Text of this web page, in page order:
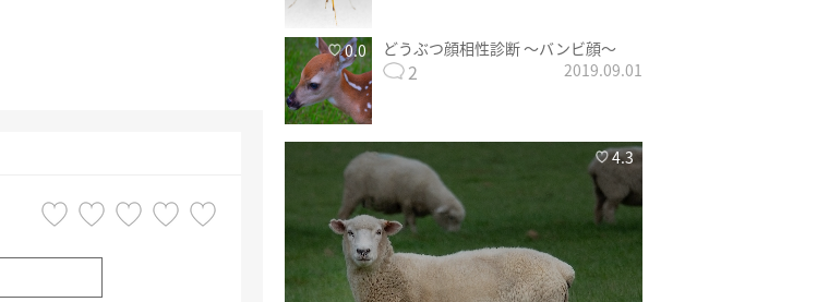
0.0 どうぶつ顔相性診断 〜バンビ顔〜
2 2019.09.01
4.3